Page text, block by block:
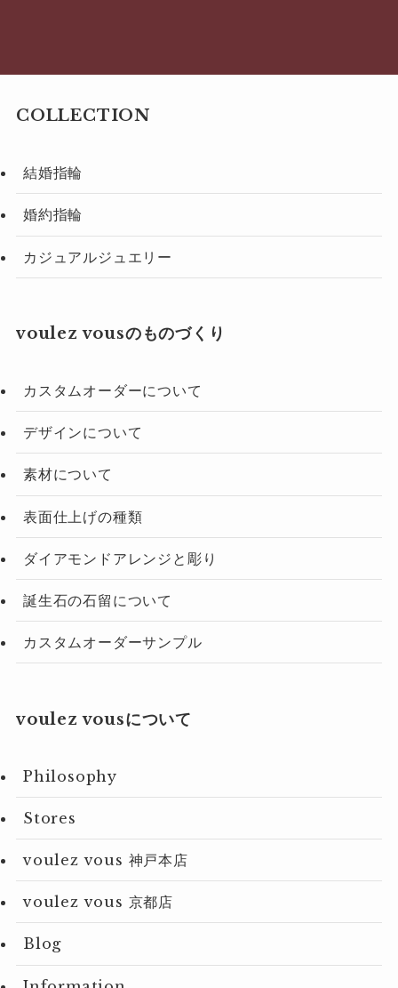
COLLECTION
結婚指輪
婚約指輪
カジュアルジュエリー
voulez vousのものづくり
カスタムオーダーについて
デザインについて
素材について
表面仕上げの種類
ダイアモンドアレンジと彫り
誕生石の石留について
カスタムオーダーサンプル
voulez vousについて
Philosophy
Stores
voulez vous 神戸本店
voulez vous 京都店
Blog